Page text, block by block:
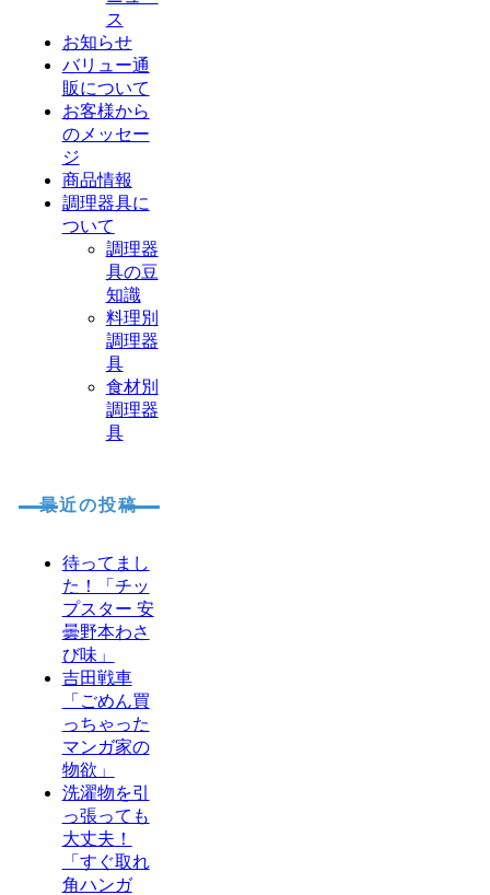
ス
お知らせ
バリュー通
販について
お客様から
のメッセー
ジ
商品情報
調理器具に
ついて
調理器
具の豆
知識
料理別
調理器
具
食材別
調理器
具
最近の投稿
待ってまし
た！「チッ
プスター 安
曇野本わさ
び味」
吉田戦車
「ごめん買
っちゃった
マンガ家の
物欲」
洗濯物を引
っ張っても
大丈夫！
「すぐ取れ
角ハンガ